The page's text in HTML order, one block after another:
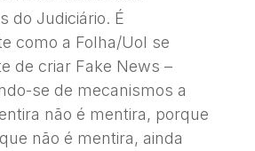
do Judiciário. É
como a Folha/Uol se
de criar Fake News –
se de mecanismos a
não é mentira, porque
não é mentira, ainda